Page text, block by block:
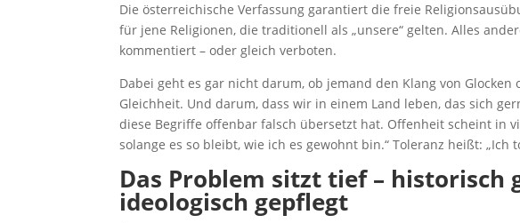
Die österreichische Verfassung garantiert die freie
für jene Religionen, die traditionell als „unsere“ gelten. Alles
kommentiert – oder gleich verboten.
Dabei geht es gar nicht darum, ob jemand den Klang von
Gleichheit. Und darum, dass wir in einem Land leben, das sich
diese Begriffe offenbar falsch übersetzt hat. Offenheit scheint in
solange es so bleibt, wie ich es gewohnt bin.“ Toleranz heißt: „Ich
Das Problem sitzt tief – historisch
ideologisch gepflegt